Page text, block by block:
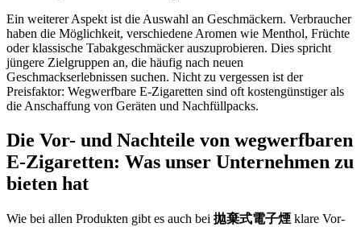
Ein weiterer Aspekt ist die Auswahl an Geschmäckern. Verbraucher
haben die Möglichkeit, verschiedene Aromen wie Menthol, Früchte
oder klassische Tabakgeschmäcker auszuprobieren. Dies spricht
jüngere Zielgruppen an, die häufig nach neuen
Geschmackserlebnissen suchen. Nicht zu vergessen ist der
Preisfaktor: Wegwerfbare E-Zigaretten sind oft kostengünstiger als
die Anschaffung von Geräten und Nachfüllpacks.
Die Vor- und Nachteile von wegwerfbaren
E-Zigaretten: Was unser Unternehmen zu
bieten hat
Wie bei allen Produkten gibt es auch bei 拋棄式電子煙 klare Vor-